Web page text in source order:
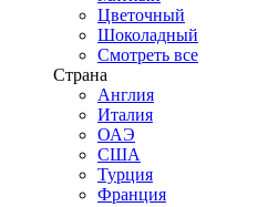
Цветочный
Шоколадный
Смотреть все
Страна
Англия
Италия
ОАЭ
США
Турция
Франция